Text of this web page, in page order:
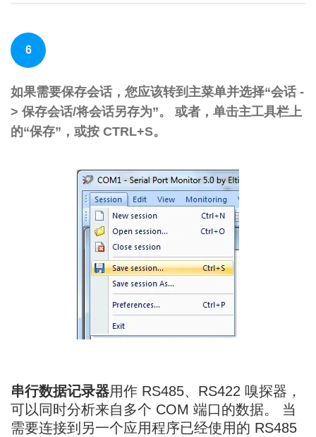
6
如果需要保存会话，您应该转到主菜单并选择“会话 -
> 保存会话/将会话另存为”。 或者，单击主工具栏上
的“保存”，或按 CTRL+S。
串行数据记录器用作 RS485、RS422 嗅探器，
可以同时分析来自多个 COM 端口的数据。 当
需要连接到另一个应用程序已经使用的 RS485